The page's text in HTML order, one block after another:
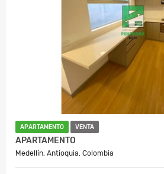
APARTAMENTO VENTA
APARTAMENTO
Medellín, Antioquia, Colombia